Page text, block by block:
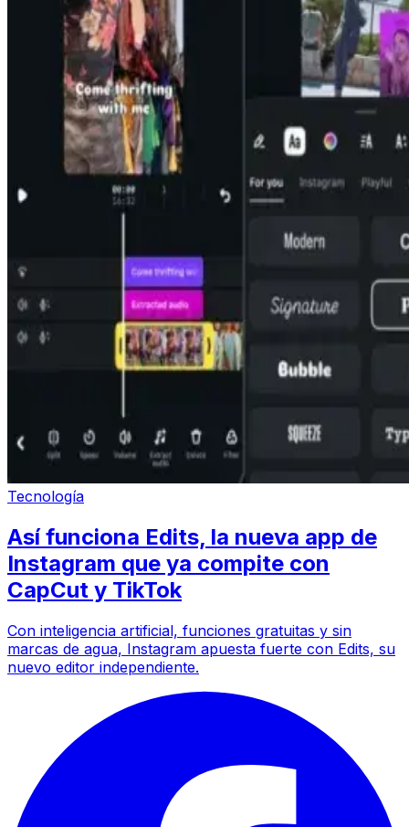
Tecnología
Así funciona Edits, la nueva app de
Instagram que ya compite con
CapCut y TikTok
Con inteligencia artificial, funciones gratuitas y sin
marcas de agua, Instagram apuesta fuerte con Edits, su
nuevo editor independiente.